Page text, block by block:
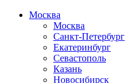
Москва
Москва
Санкт-Петербург
Екатеринбург
Севастополь
Казань
Новосибирск